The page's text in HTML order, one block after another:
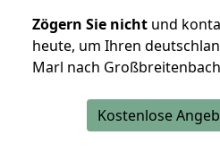
Zögern Sie nicht und
heute, um Ihren
Marl nach
Kostenlose